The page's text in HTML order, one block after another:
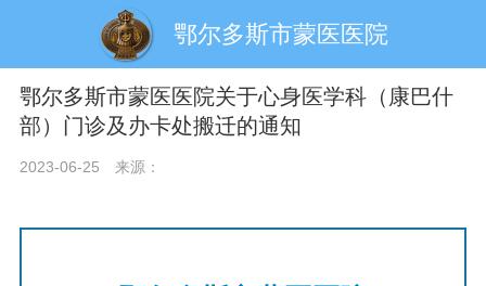
鄂尔多斯市蒙医医院
鄂尔多斯市蒙医医院关于心身医学科（康巴什
部）门诊及办卡处搬迁的通知
2023-06-25 来源：